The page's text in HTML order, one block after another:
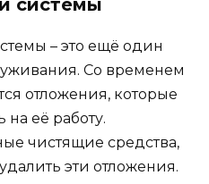
системы
– это ещё один
Со временем
отложения, которые
на её работу.
чистящие средства,
эти отложения.